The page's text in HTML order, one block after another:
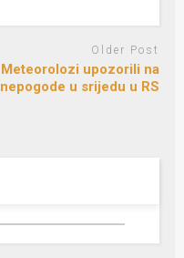
Older Post
Meteorolozi upozorili na
nepogode u srijedu u RS